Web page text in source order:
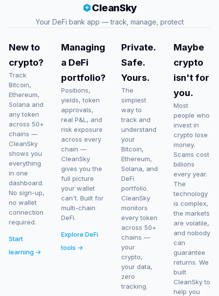
CleanSky
Your DeFi bank app — track, manage, protect
New to
crypto?
Track
Bitcoin,
Ethereum,
Solana and
any token
across 50+
chains —
CleanSky
shows you
everything
in one
dashboard.
No sign-up,
no wallet
connection
required.
Start
learning →
Managing
a DeFi
portfolio?
Positions,
yields, token
approvals,
real P&L, and
risk exposure
across every
chain —
CleanSky
gives you the
full picture
your wallet
can't. Built for
multi-chain
DeFi.
Explore DeFi
tools →
Private.
Safe.
Yours.
The
simplest
way to
track and
understand
your
Bitcoin,
Ethereum,
Solana, and
DeFi
portfolio.
CleanSky
monitors
every token
across 50+
chains —
your
crypto,
your data,
zero
tracking.
Maybe
crypto
isn't for
you.
Most
people who
invest in
crypto lose
money.
Scams cost
billions
every year.
The
technology
is complex,
the markets
are volatile,
and nobody
can
guarantee
returns. We
built
CleanSky to
help you